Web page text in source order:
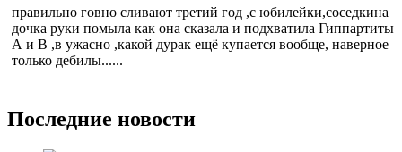
правильно говно сливают третий год ,с юбилейки,соседкина
дочка руки помыла как она сказала и подхватила Гиппартиты
А и В ,в ужасно ,какой дурак ещё купается вообще, наверное
только дебилы......
Последние новости